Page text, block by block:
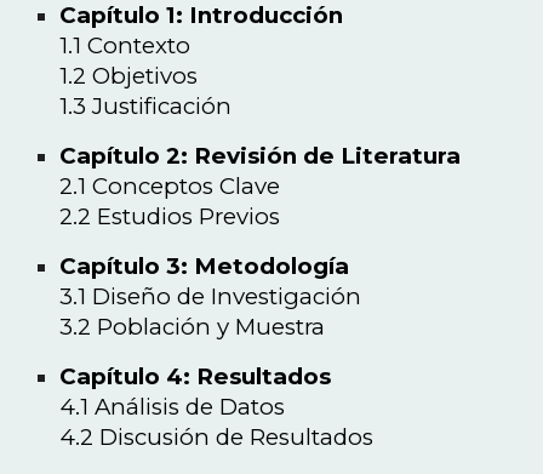
Capítulo 1: Introducción
1.1 Contexto
1.2 Objetivos
1.3 Justificación
Capítulo 2: Revisión de Literatura
2.1 Conceptos Clave
2.2 Estudios Previos
Capítulo 3: Metodología
3.1 Diseño de Investigación
3.2 Población y Muestra
Capítulo 4: Resultados
4.1 Análisis de Datos
4.2 Discusión de Resultados